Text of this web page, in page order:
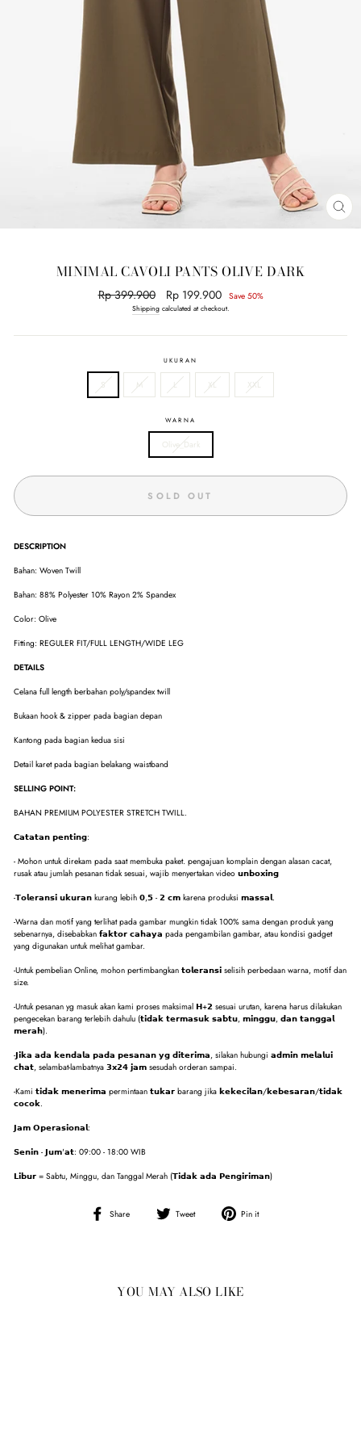
MINIMAL CAVOLI PANTS OLIVE DARK
Regular
price
Rp 399.900
Sale
price
Rp 199.900 Save 50%
Shippingcalculated at checkout.
UKURAN
S M L XL XXL
WARNA
Olive_Dark
SOLD OUT
DESCRIPTION
Bahan: Woven Twill
Bahan: 88% Polyester 10% Rayon 2% Spandex
Color: Olive
Fitting: REGULER FIT/FULL LENGTH/WIDE LEG
DETAILS
Celana full length berbahan poly/spandex twill
Bukaan hook & zipper pada bagian depan
Kantong pada bagian kedua sisi
Detail karet pada bagian belakang waistband
SELLING POINT:
BAHAN PREMIUM POLYESTER STRETCH TWILL.
𝗖𝗮𝘁𝗮𝘁𝗮𝗻 𝗽𝗲𝗻𝘁𝗶𝗻𝗴:
- Mohon untuk direkam pada saat membuka paket. pengajuan komplain dengan alasan cacat,
rusak atau jumlah pesanan tidak sesuai, wajib menyertakan video 𝘂𝗻𝗯𝗼𝘅𝗶𝗻𝗴
-𝗧𝗼𝗹𝗲𝗿𝗮𝗻𝘀𝗶 𝘂𝗸𝘂𝗿𝗮𝗻 kurang lebih 𝟬,𝟱 - 𝟮 𝗰𝗺 karena produksi 𝗺𝗮𝘀𝘀𝗮𝗹.
-Warna dan motif yang terlihat pada gambar mungkin tidak 100% sama dengan produk yang
sebenarnya, disebabkan 𝗳𝗮𝗸𝘁𝗼𝗿 𝗰𝗮𝗵𝗮𝘆𝗮 pada pengambilan gambar, atau kondisi gadget
yang digunakan untuk melihat gambar.
-Untuk pembelian Online, mohon pertimbangkan 𝘁𝗼𝗹𝗲𝗿𝗮𝗻𝘀𝗶 selisih perbedaan warna, motif dan
size.
-Untuk pesanan yg masuk akan kami proses maksimal 𝗛+𝟮 sesuai urutan, karena harus dilakukan
pengecekan barang terlebih dahulu (𝘁𝗶𝗱𝗮𝗸 𝘁𝗲𝗿𝗺𝗮𝘀𝘂𝗸 𝘀𝗮𝗯𝘁𝘂, 𝗺𝗶𝗻𝗴𝗴𝘂, 𝗱𝗮𝗻 𝘁𝗮𝗻𝗴𝗴𝗮𝗹
𝗺𝗲𝗿𝗮𝗵).
-𝗝𝗶𝗸𝗮 𝗮𝗱𝗮 𝗸𝗲𝗻𝗱𝗮𝗹𝗮 𝗽𝗮𝗱𝗮 𝗽𝗲𝘀𝗮𝗻𝗮𝗻 𝘆𝗴 𝗱𝗶𝘁𝗲𝗿𝗶𝗺𝗮, silakan hubungi 𝗮𝗱𝗺𝗶𝗻 𝗺𝗲𝗹𝗮𝗹𝘂𝗶
𝗰𝗵𝗮𝘁, selambat-lambatnya 𝟯𝘅𝟮𝟰 𝗷𝗮𝗺 sesudah orderan sampai.
-Kami 𝘁𝗶𝗱𝗮𝗸 𝗺𝗲𝗻𝗲𝗿𝗶𝗺𝗮 permintaan 𝘁𝘂𝗸𝗮𝗿 barang jika 𝗸𝗲𝗸𝗲𝗰𝗶𝗹𝗮𝗻/𝗸𝗲𝗯𝗲𝘀𝗮𝗿𝗮𝗻/𝘁𝗶𝗱𝗮𝗸
𝗰𝗼𝗰𝗼𝗸.
𝗝𝗮𝗺 𝗢𝗽𝗲𝗿𝗮𝘀𝗶𝗼𝗻𝗮𝗹:
𝗦𝗲𝗻𝗶𝗻 - 𝗝𝘂𝗺'𝗮𝘁: 09:00 - 18:00 WIB
𝗟𝗶𝗯𝘂𝗿 = Sabtu, Minggu, dan Tanggal Merah (𝗧𝗶𝗱𝗮𝗸 𝗮𝗱𝗮 𝗣𝗲𝗻𝗴𝗶𝗿𝗶𝗺𝗮𝗻)
Share
Share
Tweet
Tweet
Pin it
YOU MAY ALSO LIKE